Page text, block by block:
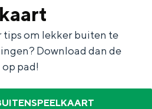
tips om lekker buiten te
Download dan de
pad!